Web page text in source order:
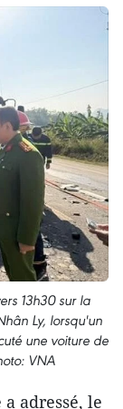
13h30 sur la
Ly, lorsqu'un
une voiture de
VNA
adressé, le